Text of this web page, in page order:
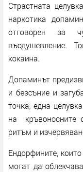
Страстната
наркотика
отговорен за
въодушевление.
кокаина.
Допаминът
и безсъние и
точка, една
на кръвоносните
ритъм и
Ендорфините,
могат да